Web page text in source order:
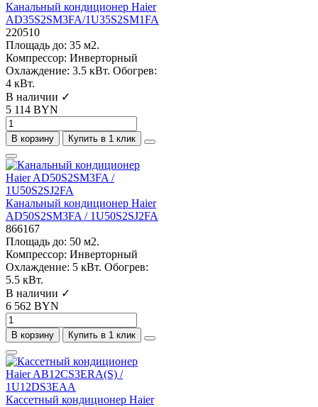
Канальный кондиционер Haier
AD35S2SM3FA/1U35S2SM1FA
220510
Площадь до: 35 м2.
Компрессор: Инверторный
Охлаждение: 3.5 кВт. Обогрев:
4 кВт.
В наличии ✓
5 114 BYN
В корзину Купить в 1 клик
Канальный кондиционер Haier
AD50S2SM3FA / 1U50S2SJ2FA
866167
Площадь до: 50 м2.
Компрессор: Инверторный
Охлаждение: 5 кВт. Обогрев:
5.5 кВт.
В наличии ✓
6 562 BYN
В корзину Купить в 1 клик
Кассетный кондиционер Haier